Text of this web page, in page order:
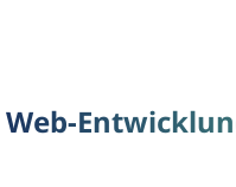
Web-